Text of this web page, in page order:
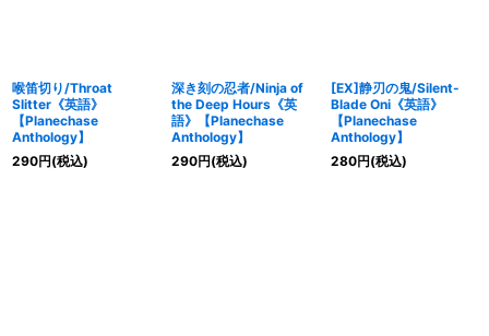
喉笛切り/Throat
Slitter《英語》
【Planechase
Anthology】
290円(税込)
深き刻の忍者/Ninja of
the Deep Hours《英
語》【Planechase
Anthology】
290円(税込)
[EX]静刃の鬼/Silent-
Blade Oni《英語》
【Planechase
Anthology】
280円(税込)